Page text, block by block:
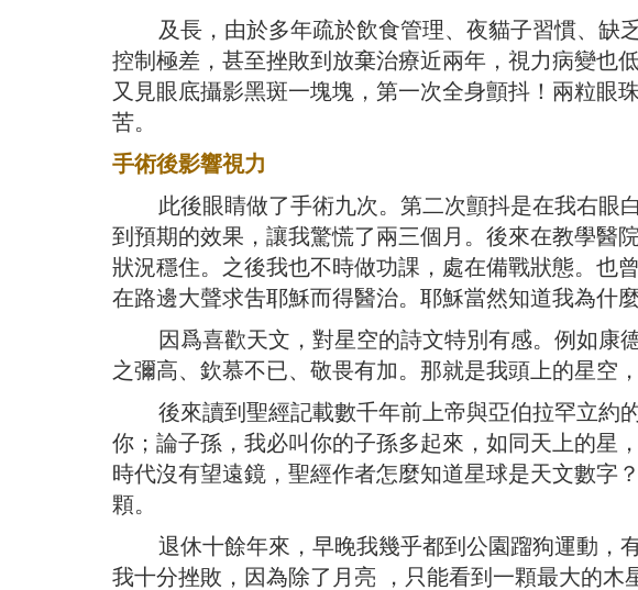
及長，由於多年疏於飲食管理、夜貓子習慣、缺
控制極差，甚至挫敗到放棄治療近兩年，視力病變也
又見眼底攝影黑斑一塊塊，第一次全身顫抖！兩粒眼
苦。
手術後影響視力
此後眼睛做了手術九次。第二次顫抖是在我右眼
到預期的效果，讓我驚慌了兩三個月。後來在教學醫
狀況穩住。之後我也不時做功課，處在備戰狀態。也
在路邊大聲求吿耶穌而得醫治。耶穌當然知道我為什麼
因爲喜歡天文，對星空的詩文特別有感。例如康
之彌高、欽慕不已、敬畏有加。那就是我頭上的星空
後來讀到聖經記載數千年前上帝與亞伯拉罕立約
你；論子孫，我必叫你的子孫多起來，如同天上的星
時代沒有望遠鏡，聖經作者怎麼知道星球是天文數字
顆。
退休十餘年來，早晚我幾乎都到公園蹓狗運動，
我十分挫敗，因為除了月亮 ，只能看到一顆最大的木